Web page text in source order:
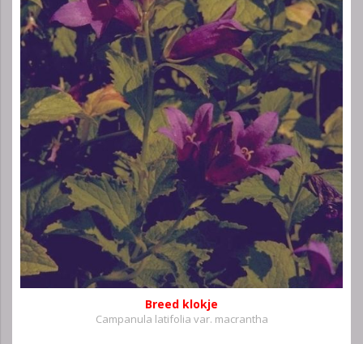
Breed klokje
Campanula latifolia var. macrantha